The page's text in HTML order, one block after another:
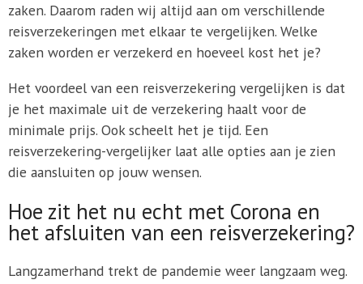
zaken. Daarom raden wij altijd aan om verschillende
reisverzekeringen met elkaar te vergelijken. Welke
zaken worden er verzekerd en hoeveel kost het je?
Het voordeel van een reisverzekering vergelijken is dat
je het maximale uit de verzekering haalt voor de
minimale prijs. Ook scheelt het je tijd. Een
reisverzekering-vergelijker laat alle opties aan je zien
die aansluiten op jouw wensen.
Hoe zit het nu echt met Corona en
het afsluiten van een reisverzekering?
Langzamerhand trekt de pandemie weer langzaam weg.